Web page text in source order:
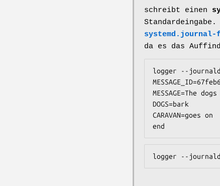
schreibt einen
da es das
logger --journald
MESSAGE=The
DOGS=bark
CARAVAN=goes on
end
logger --